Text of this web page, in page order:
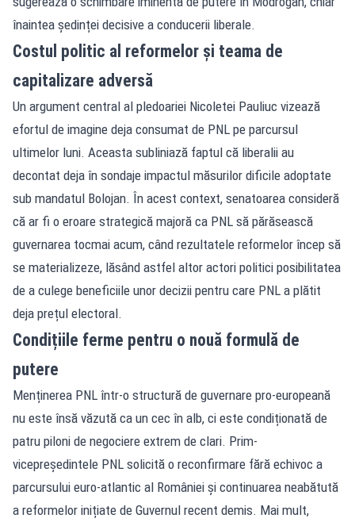
înaintea ședinței decisive a conducerii liberale.
Costul politic al reformelor și teama de
capitalizare adversă
Un argument central al pledoariei Nicoletei Pauliuc vizează
efortul de imagine deja consumat de PNL pe parcursul
ultimelor luni. Aceasta subliniază faptul că liberalii au
decontat deja în sondaje impactul măsurilor dificile adoptate
sub mandatul Bolojan. În acest context, senatoarea consideră
că ar fi o eroare strategică majoră ca PNL să părăsească
guvernarea tocmai acum, când rezultatele reformelor încep să
se materializeze, lăsând astfel altor actori politici posibilitatea
de a culege beneficiile unor decizii pentru care PNL a plătit
deja prețul electoral.
Condițiile ferme pentru o nouă formulă de
putere
Menținerea PNL într-o structură de guvernare pro-europeană
nu este însă văzută ca un cec în alb, ci este condiționată de
patru piloni de negociere extrem de clari. Prim-
vicepreședintele PNL solicită o reconfirmare fără echivoc a
parcursului euro-atlantic al României și continuarea neabătută
a reformelor inițiate de Guvernul recent demis. Mai mult,